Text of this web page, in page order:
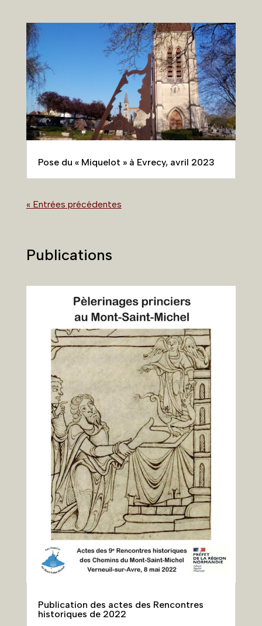
Pose du « Miquelot » à Evrecy, avril 2023
« Entrées précédentes
Publications
Publication des actes des Rencontres
historiques de 2022